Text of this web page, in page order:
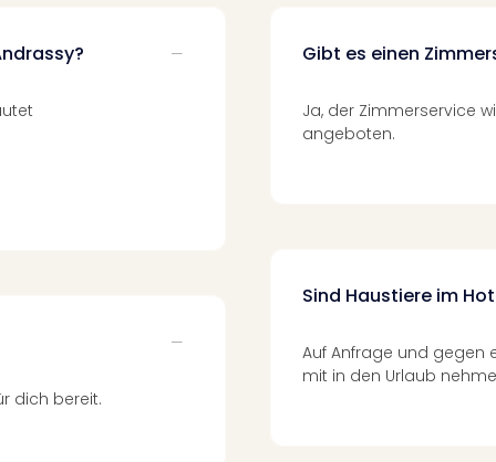
dich bereit.
Gibt es einen
Ja, der Zimmerservice
angeboten.
Sind Haustiere im
Auf Anfrage und gegen
mit in den Urlaub